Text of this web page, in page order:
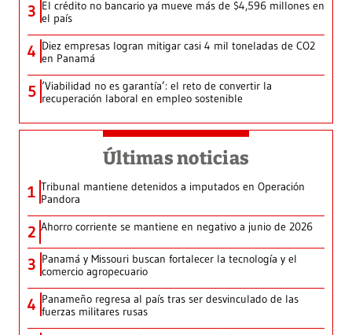
3 El crédito no bancario ya mueve más de $4,596 millones en
el país
4 Diez empresas logran mitigar casi 4 mil toneladas de CO2
en Panamá
5 ‘Viabilidad no es garantía’: el reto de convertir la
recuperación laboral en empleo sostenible
Últimas noticias
1 Tribunal mantiene detenidos a imputados en Operación
Pandora
2 Ahorro corriente se mantiene en negativo a junio de 2026
3 Panamá y Missouri buscan fortalecer la tecnología y el
comercio agropecuario
4 Panameño regresa al país tras ser desvinculado de las
fuerzas militares rusas